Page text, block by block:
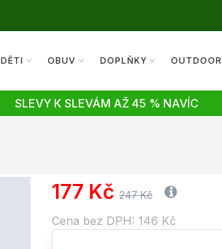
DĚTI OBUV DOPLŇKY OUTDOOR
SLEVY K SLEVÁM AŽ 45 % NAVÍC
177 Kč 247 Kč
Cena bez DPH: 146 Kč